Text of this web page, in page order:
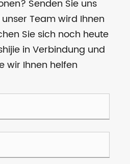
Senden Sie uns
Team wird Ihnen
Sie sich noch heute
in Verbindung und
wir Ihnen helfen